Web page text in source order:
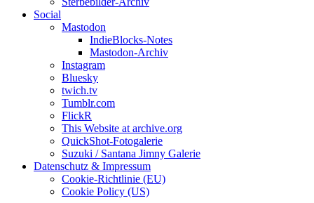
Social
Mastodon
IndieBlocks-Notes
Mastodon-Archiv
Instagram
Bluesky
twich.tv
Tumblr.com
FlickR
This Website at archive.org
QuickShot-Fotogalerie
Suzuki / Santana Jimny Galerie
Datenschutz & Impressum
Cookie-Richtlinie (EU)
Cookie Policy (US)